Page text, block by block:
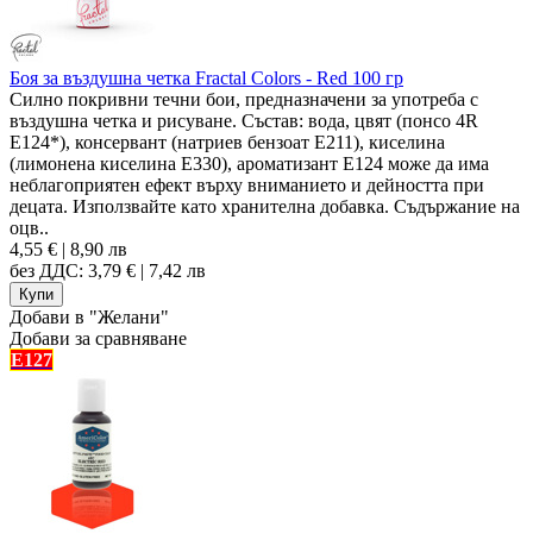
Боя за въздушна четка Fractal Colors - Red 100 гр
Силно покривни течни бои, предназначени за употреба с
въздушна четка и рисуване. Състав: вода, цвят (понсо 4R
E124*), консервант (натриев бензоат E211), киселина
(лимонена киселина E330), ароматизант Е124 може да има
неблагоприятен ефект върху вниманието и дейността при
децата. Използвайте като хранителна добавка. Съдържание на
оцв..
4,55 € | 8,90 лв
без ДДС: 3,79 € | 7,42 лв
Добави в "Желани"
Добави за сравняване
E127